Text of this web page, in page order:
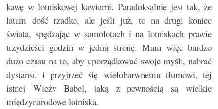
kawę w lotniskowej kawiarni. Paradoksalnie jest tak, że
latam dość rzadko, ale jeśli już, to na drugi koniec
świata, spędzając w samolotach i na lotniskach prawie
trzydzieści godzin w jedną stronę. Mam więc bardzo
dużo czasu na to, aby uporządkować swoje myśli, nabrać
dystansu i przyjrzeć się wielobarwnemu tłumowi, tej
istnej Wieży Babel, jaką z pewnością są wielkie
międzynarodowe lotniska.